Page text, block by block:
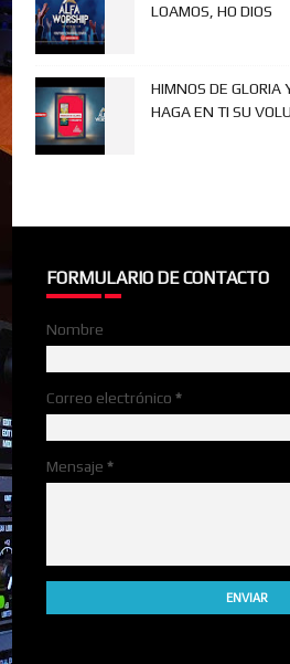
LOAMOS, HO DIOS
HIMNOS DE GLORIA
HAGA EN TI SU
FORMULARIO DE CONTACTO
Nombre
Correo electrónico*
Mensaje*